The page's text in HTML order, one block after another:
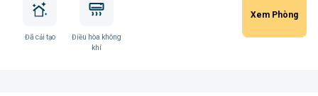
Đã cải tạo
Điều hòa không
khí
Xem Phòng